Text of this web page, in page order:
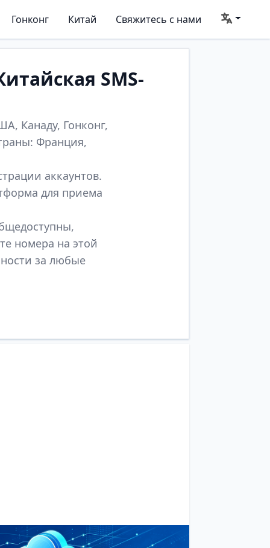
Гонконг Китай Свяжитесь с нами
SMS-
Канаду, Гонконг,
Франция,
аккаунтов.
для приема
номера на этой
за любые